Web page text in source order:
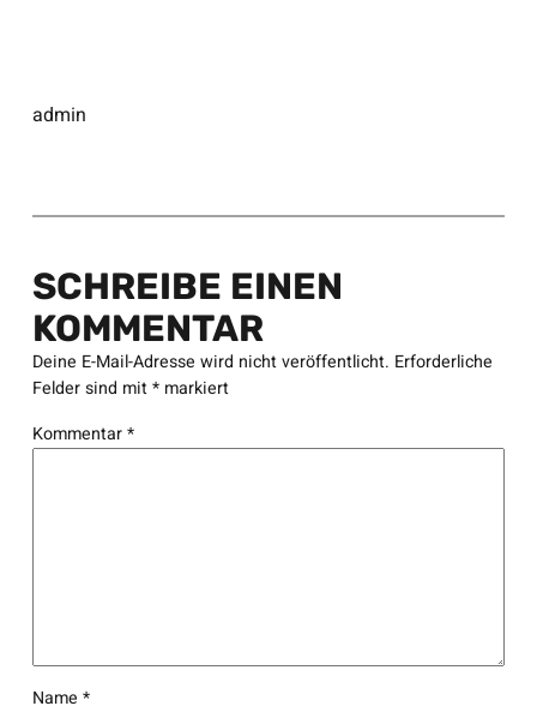
admin
SCHREIBE EINEN
KOMMENTAR
Deine E-Mail-Adresse wird nicht veröffentlicht. Erforderliche
Felder sind mit*markiert
Kommentar*
Name *